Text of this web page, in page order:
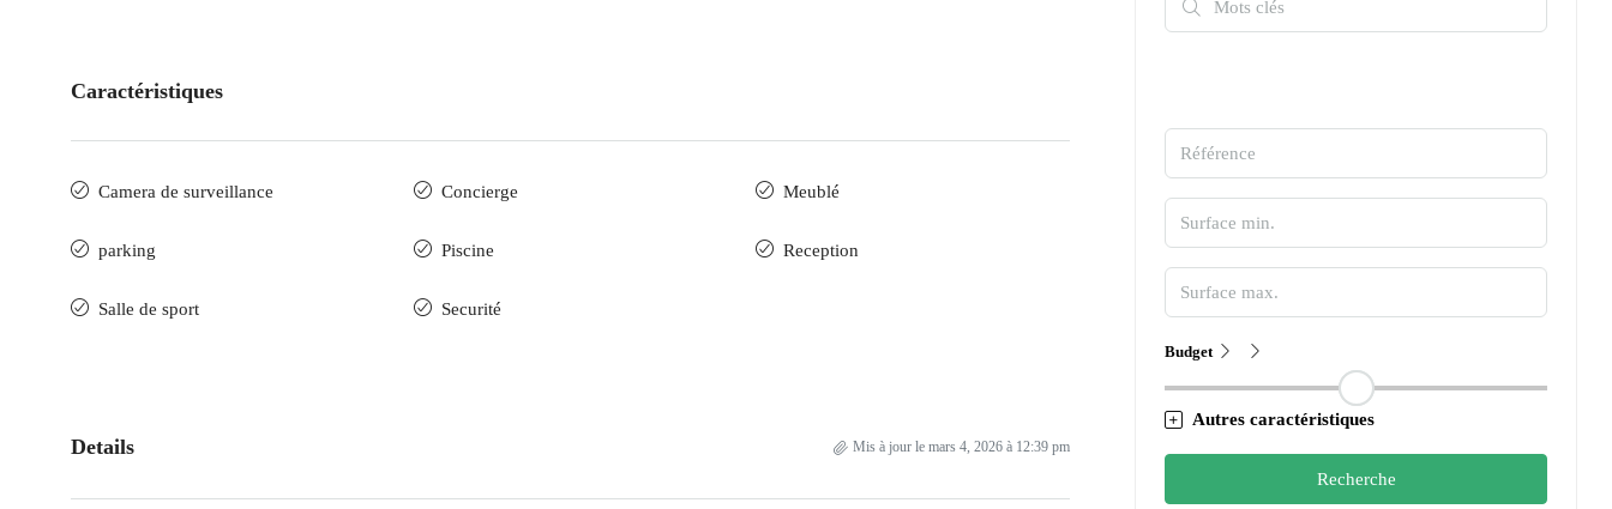
Caractéristiques
Camera de surveillance Concierge Meublé
parking Piscine Reception
Salle de sport Securité
Details Mis à jour le mars 4, 2026 à 12:39 pm
Budget
Autres caractéristiques
Recherche